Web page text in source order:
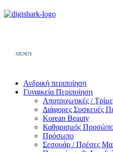
MENOY
Ανδρική περιποίηση
Γυναικεία Περιποίηση
Αποτριχωτικές /
Διάφορες Συσκευές
Korean Beauty
Καθαρισμός
Πρόσωπο
Σεσουάρ / Πρέσες